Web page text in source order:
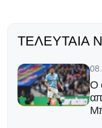
ΤΕΛΕΥΤΑΊΑ
Ο